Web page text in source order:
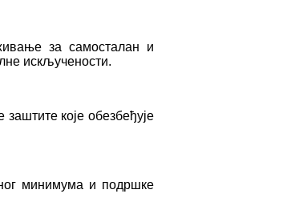
за самосталан и
искључености.
које обезбеђује
минимума и подршке